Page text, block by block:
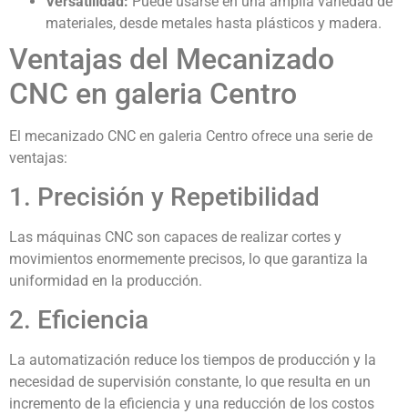
materiales, desde metales hasta plásticos y madera.
Ventajas del Mecanizado
CNC en galeria Centro
El mecanizado CNC en galeria Centro ofrece una serie de
ventajas:
1. Precisión y Repetibilidad
Las máquinas CNC son capaces de realizar cortes y
movimientos enormemente precisos, lo que garantiza la
uniformidad en la producción.
2. Eficiencia
La automatización reduce los tiempos de producción y la
necesidad de supervisión constante, lo que resulta en un
incremento de la eficiencia y una reducción de los costos